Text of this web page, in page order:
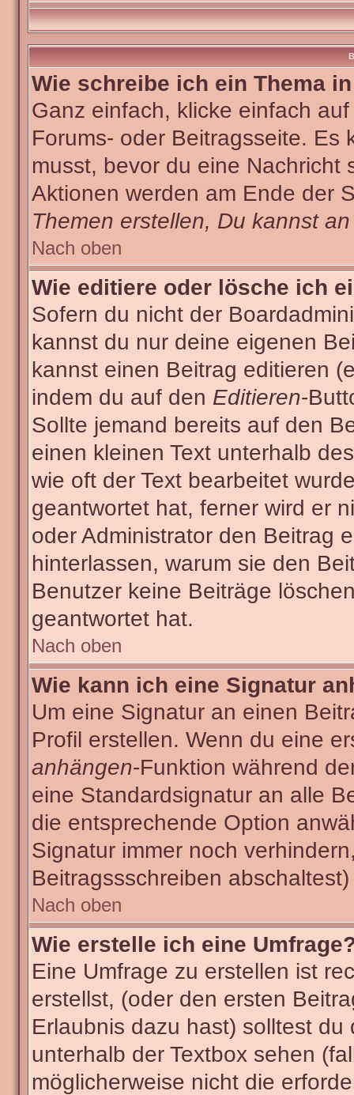
Wie schreibe ich ein Thema
Ganz einfach, klicke einfach
Forums- oder Beitragsseite. Es
musst, bevor du eine
Aktionen werden am Ende der
Themen erstellen, Du kannst
Nach oben
Wie editiere oder lösche ich
Sofern du nicht der
kannst du nur deine eigenen
kannst einen Beitrag editieren
indem du auf den Editieren-
Sollte jemand bereits auf den
einen kleinen Text unterhalb
wie oft der Text bearbeitet
geantwortet hat, ferner wird er
oder Administrator den Beitrag
hinterlassen, warum sie den
Benutzer keine Beiträge
geantwortet hat.
Nach oben
Wie kann ich eine Signatur
Um eine Signatur an einen
Profil erstellen. Wenn du eine
anhängen-Funktion während
eine Standardsignatur an alle
die entsprechende Option
Signatur immer noch
Beitragssschreiben abschaltest)
Nach oben
Wie erstelle ich eine
Eine Umfrage zu erstellen ist
erstellst, (oder den ersten
Erlaubnis dazu hast) solltest
unterhalb der Textbox sehen
möglicherweise nicht die